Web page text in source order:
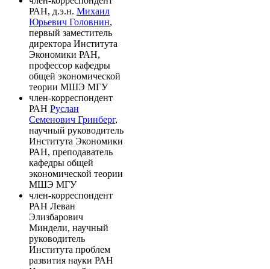
РАН, д.э.н. Михаил
Юрьевич Головнин,
первый заместитель
директора Института
Экономики РАН,
профессор кафедры
общей экономической
теории МШЭ МГУ
член-корреспондент
РАН Руслан
Семенович Гринберг,
научный руководитель
Института Экономики
РАН, преподаватель
кафедры общей
экономической теории
МШЭ МГУ
член-корреспондент
РАН Леван
Элизбарович
Миндели, научный
руководитель
Института проблем
развития науки РАН